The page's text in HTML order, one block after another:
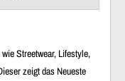
Streetwear, Lifestyle,
zeigt das Neueste